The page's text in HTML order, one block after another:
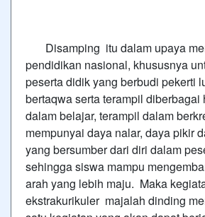
Disamping itu dalam upaya
pendidikan nasional, khususnya
peserta didik yang berbudi pekerti
bertaqwa serta terampil diberbagai
dalam belajar, terampil dalam
mempunyai daya nalar, daya pikir
yang bersumber dari diri dalam
sehingga siswa mampu
arah yang lebih maju. Maka
ekstrakurikuler majalah dinding